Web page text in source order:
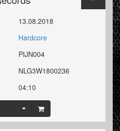
13.08.2018
Hardcore
PIJN004
NLG3W1800236
04:10